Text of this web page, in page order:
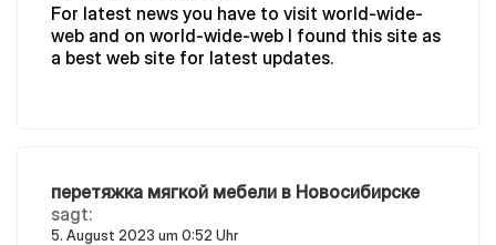
For latest news you have to visit world-wide-
web and on world-wide-web I found this site as
a best web site for latest updates.
перетяжка мягкой мебели в Новосибирске
sagt:
5. August 2023 um 0:52 Uhr